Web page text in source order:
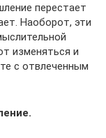
перестает
Наоборот, эти
изменяться и
с отвлеченным